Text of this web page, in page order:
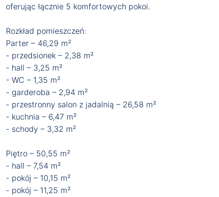
oferując łącznie 5 komfortowych pokoi.
Rozkład pomieszczeń:
Parter – 46,29 m²
- przedsionek – 2,38 m²
- hall – 3,25 m²
- WC – 1,35 m²
- garderoba – 2,94 m²
- przestronny salon z jadalnią – 26,58 m²
- kuchnia – 6,47 m²
- schody – 3,32 m²
Piętro – 50,55 m²
- hall – 7,54 m²
- pokój – 10,15 m²
- pokój – 11,25 m²